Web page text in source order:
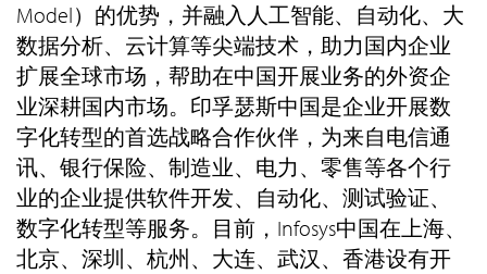
Model）的优势，并融入人工智能、自动化、大
数据分析、云计算等尖端技术，助力国内企业
扩展全球市场，帮助在中国开展业务的外资企
业深耕国内市场。印孚瑟斯中国是企业开展数
字化转型的首选战略合作伙伴，为来自电信通
讯、银行保险、制造业、电力、零售等各个行
业的企业提供软件开发、自动化、测试验证、
数字化转型等服务。目前，Infosys中国在上海、
北京、深圳、杭州、大连、武汉、香港设有开